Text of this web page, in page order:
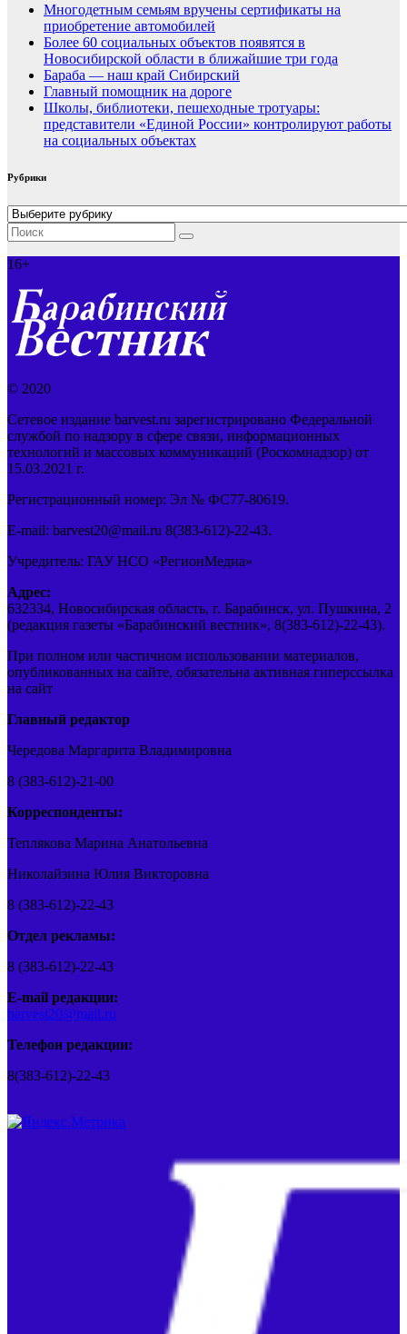
Многодетным семьям вручены сертификаты на
приобретение автомобилей
Более 60 социальных объектов появятся в
Новосибирской области в ближайшие три года
Бараба — наш край Сибирский
Главный помощник на дороге
Школы, библиотеки, пешеходные тротуары:
представители «Единой России» контролируют работы
на социальных объектах
Рубрики
Рубрики
16+
© 2020
Сетевое издание barvest.ru зарегистрировано Федеральной
службой по надзору в сфере связи, информационных
технологий и массовых коммуникаций (Роскомнадзор) от
15.03.2021 г.
Регистрационный номер: Эл № ФС77-80619.
E-mail: barvest20@mail.ru 8(383-612)-22-43.
Учредитель: ГАУ НСО «РегионМедиа»
Адрес:
632334, Новосибирская область, г. Барабинск, ул. Пушкина, 2
(редакция газеты «Барабинский вестник», 8(383-612)-22-43).
При полном или частичном использовании материалов,
опубликованных на сайте, обязательна активная гиперссылка
на сайт
Главный редактор
Чередова Маргарита Владимировна
8 (383-612)-21-00
Корреспонденты:
Теплякова Марина Анатольевна
Николайзина Юлия Викторовна
8 (383-612)-22-43
Отдел рекламы:
8 (383-612)-22-43
E-mail редакции:
barvest20@mail.ru
Телефон редакции:
8(383-612)-22-43